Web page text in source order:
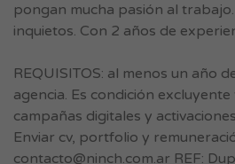
pongan mucha pasión al
inquietos. Con 2 años de
REQUISITOS: al menos un año
agencia. Es condición
campañas digitales y
Enviar cv, portfolio y
contacto@ninch.com.ar REF: